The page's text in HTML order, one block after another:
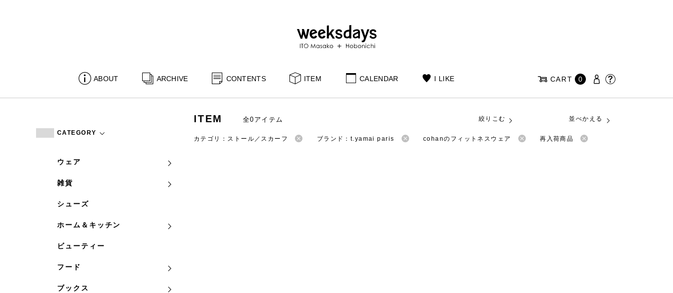
ABOUT ARCHIVE CONTENTS ITEM CALENDAR I LIKE CART 0
CATEGORY
ウェア
雑貨
シューズ
ホーム＆キッチン
ビューティー
フード
ブックス
ITEM 全0アイテム 絞りこむ 並べかえる
カテゴリ：ストール／スカーフ ブランド：t.yamai paris cohanのフィットネスウェア 再入荷商品